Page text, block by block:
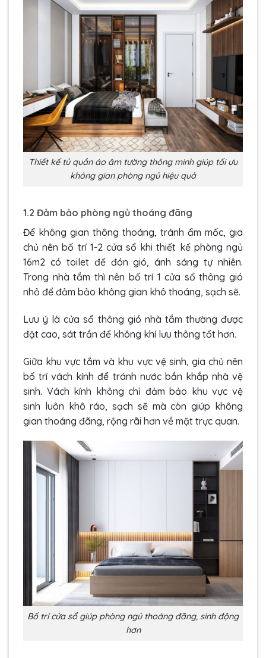
Thiết kế tủ quần áo âm tường thông minh giúp tối ưu
không gian phòng ngủ hiệu quả
1.2 Đảm bảo phòng ngủ thoáng đãng
Để không gian thông thoáng, tránh ẩm mốc, gia
chủ nên bố trí 1-2 cửa sổ khi thiết kế phòng ngủ
16m2 có toilet để đón gió, ánh sáng tự nhiên.
Trong nhà tắm thì nên bố trí 1 cửa sổ thông gió
nhỏ để đảm bảo không gian khô thoáng, sạch sẽ.
Lưu ý là cửa sổ thông gió nhà tắm thường được
đặt cao, sát trần để không khí lưu thông tốt hơn.
Giữa khu vực tắm và khu vực vệ sinh, gia chủ nên
bố trí vách kính để tránh nước bắn khắp nhà vệ
sinh. Vách kính không chỉ đảm bảo khu vực vệ
sinh luôn khô ráo, sạch sẽ mà còn giúp không
gian thoáng đãng, rộng rãi hơn về mặt trực quan.
Bố trí cửa sổ giúp phòng ngủ thoáng đãng, sinh động
hơn